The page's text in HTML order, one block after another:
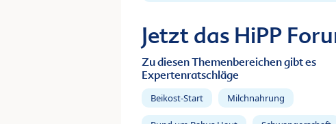
Jetzt das HiPP
Zu diesen Themenbereichen gibt es
Expertenratschläge
Beikost-Start Milchnahrung